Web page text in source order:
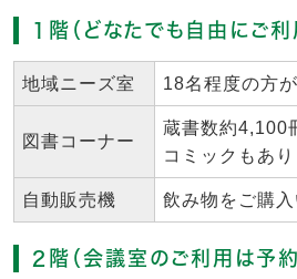
１階（どなたでも自由にご利
地域ニーズ室 18名程度の方
図書コーナー
蔵書数約4,100
コミックもあ
自動販売機 飲み物をご購
２階（会議室のご利用は予